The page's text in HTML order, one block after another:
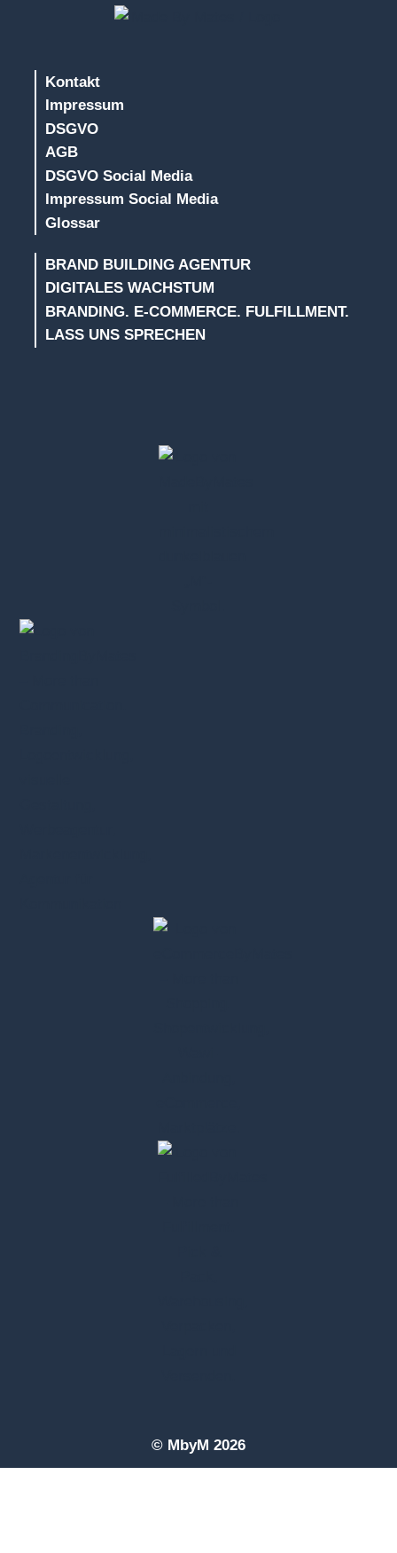
Kontakt
Impressum
DSGVO
AGB
DSGVO Social Media
Impressum Social Media
Glossar
BRAND BUILDING AGENTUR
DIGITALES WACHSTUM
BRANDING. E-COMMERCE. FULFILLMENT.
LASS UNS SPRECHEN
© MbyM 2026